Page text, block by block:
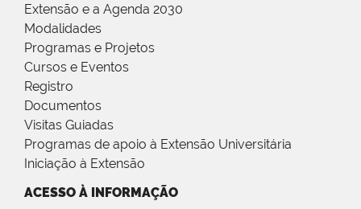
Extensão e a Agenda 2030
Modalidades
Programas e Projetos
Cursos e Eventos
Registro
Documentos
Visitas Guiadas
Programas de apoio à Extensão Universitária
Iniciação à Extensão
ACESSO À INFORMAÇÃO